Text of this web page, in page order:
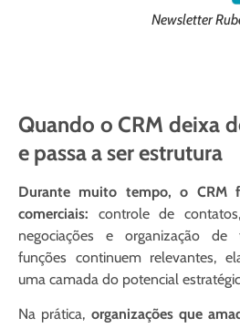
Newsletter
Quando o CRM deixa
e passa a ser estrutura
Durante muito tempo, o CRM
comerciais: controle de
negociações e organização de
funções continuem relevantes,
uma camada do potencial
Na prática, organizações que